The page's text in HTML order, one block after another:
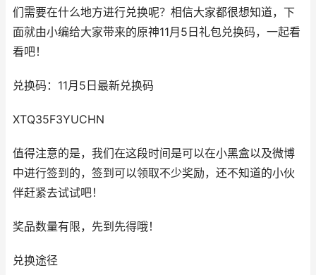
们需要在什么地方进行兑换呢？相信大家都很想知道，下
面就由小编给大家带来的原神11月5日礼包兑换码，一起看
看吧！
兑换码：11月5日最新兑换码
XTQ35F3YUCHN
值得注意的是，我们在这段时间是可以在小黑盒以及微博
中进行签到的，签到可以领取不少奖励，还不知道的小伙
伴赶紧去试试吧！
奖品数量有限，先到先得哦！
兑换途径